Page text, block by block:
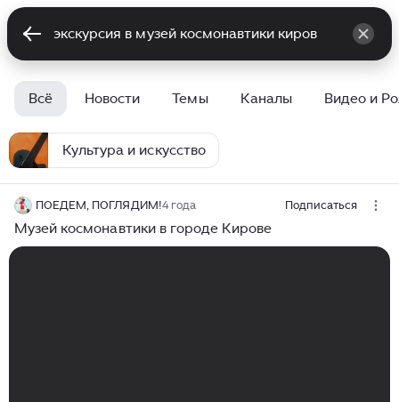
Всё Новости Темы Каналы Видео и
Культура и искусство
ПОЕДЕМ, ПОГЛЯДИМ!4 года Подписаться
Музей космонавтики в городе Кирове